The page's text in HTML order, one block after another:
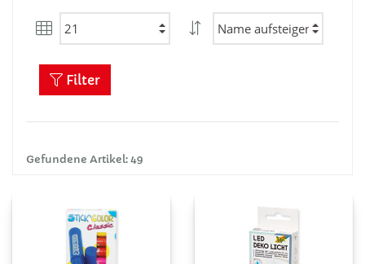
Gefundene Artikel: 49
Filter